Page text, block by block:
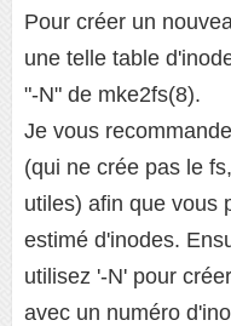
Pour créer un
une telle table
"-N" de mke2fs(8).
Je vous
(qui ne crée pas le
utiles) afin que vous
estimé d'inodes.
utilisez '-N' pour
avec un numéro